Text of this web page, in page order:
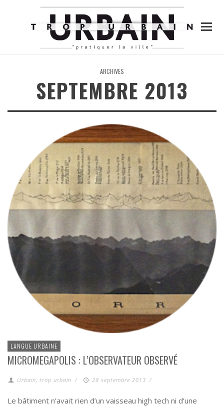
ARCHIVES
SEPTEMBRE 2013
LANGUE URBAINE
MICROMEGAPOLIS : L’OBSERVATEUR OBSERVÉ
Urbain, trop urbain / 28 septembre 2013 /
Le bâtiment n’avait rien d’un vaisseau high tech ni d’une